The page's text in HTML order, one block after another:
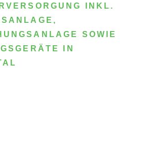
INKL.
SOWIE
IN